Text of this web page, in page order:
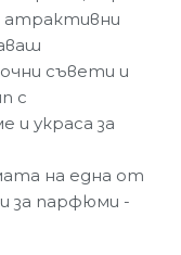
атрактивни
съвети и
с
и украса за
на една от
за парфюми -